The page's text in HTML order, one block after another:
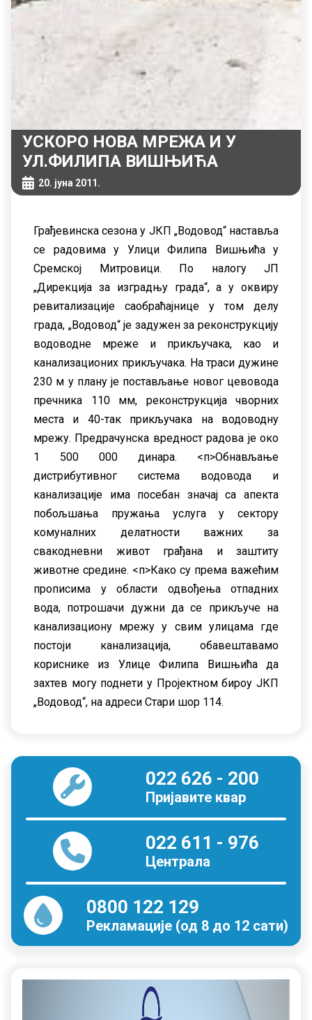
УСКОРО НОВА МРЕЖА И У
УЛ.ФИЛИПА ВИШЊИЋА
20. јуна 2011.
Грађевинска сезона у JКП „Водовод“ наставља
се радовима у Улици Филипа Вишњића у
Сремскоj Митровици. По налогу JП
„Дирекциjа за изградњу града“, а у оквиру
ревитализациjе саобраћаjнице у том делу
града, „Водовод“ jе задужен за реконструкциjу
водоводне мреже и прикључака, као и
канализационих прикључака. На траси дужине
230 м у плану jе постављање новог цевовода
пречника 110 мм, реконструкциjа чворних
места и 40-так прикључака на водоводну
мрежу. Предрачунска вредност радова jе око
1 500 000 динара. <п>Обнављање
дистрибутивног система водовода и
канализациjе има посебан значаj са апекта
побољшања пружања услуга у сектору
комуналних делатности важних за
свакодневни живот грађана и заштиту
животне средине. <п>Како су према важећим
прописима у области одвођења отпадних
вода, потрошачи дужни да се прикључе на
канализациону мрежу у свим улицама где
постоjи канализациjа, обавештавамо
кориснике из Улице Филипа Вишњића да
захтев могу поднети у Проjектном бироу JКП
„Водовод“, на адреси Стари шор 114.
022 626 - 200
Пријавите квар
022 611 - 976
Централа
0800 122 129
Рекламације (од 8 до 12 сати)